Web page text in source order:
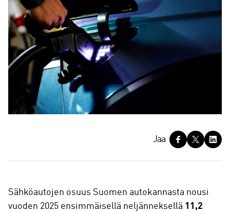
a
Jaa
Sähköautojen osuus Suomen autokannasta nousi
vuoden 2025 ensimmäisellä neljänneksellä 11,2